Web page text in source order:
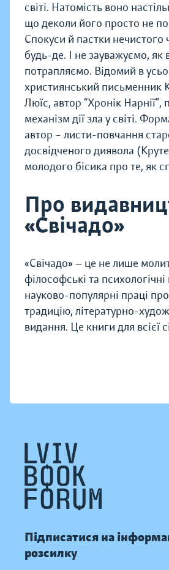
світі. Натомість воно
що деколи його просто не
Спокуси й пастки нечистого
будь-де. І не зауважуємо, як
потрапляємо. Відомий в
християнський письменник
Люїс, автор “Хронік Нарнії”,
механізм дії зла у світі.
автор – листи-повчання
досвідченого диявола
молодого бісика про те, як
Про
«Свічадо»
«Свічадо» — це не лише
філософські та
науково-популярні праці
традицію, літературно-
видання. Це книги для всієї
Підписатися на
розсилку